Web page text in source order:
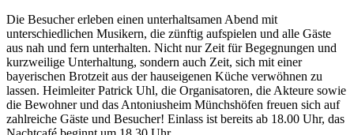
Die Besucher erleben einen unterhaltsamen Abend mit
unterschiedlichen Musikern, die zünftig aufspielen und alle Gäste
aus nah und fern unterhalten. Nicht nur Zeit für Begegnungen und
kurzweilige Unterhaltung, sondern auch Zeit, sich mit einer
bayerischen Brotzeit aus der hauseigenen Küche verwöhnen zu
lassen. Heimleiter Patrick Uhl, die Organisatoren, die Akteure sowie
die Bewohner und das Antoniusheim Münchshöfen freuen sich auf
zahlreiche Gäste und Besucher! Einlass ist bereits ab 18.00 Uhr, das